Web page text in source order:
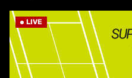
LIVE